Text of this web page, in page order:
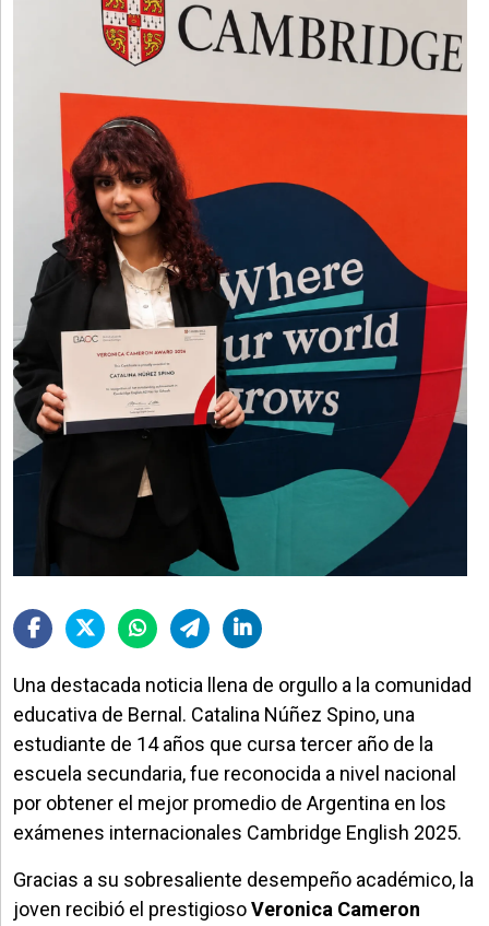
Una destacada noticia llena de orgullo a la comunidad
educativa de Bernal. Catalina Núñez Spino, una
estudiante de 14 años que cursa tercer año de la
escuela secundaria, fue reconocida a nivel nacional
por obtener el mejor promedio de Argentina en los
exámenes internacionales Cambridge English 2025.
Gracias a su sobresaliente desempeño académico, la
joven recibió el prestigiosoVeronica Cameron